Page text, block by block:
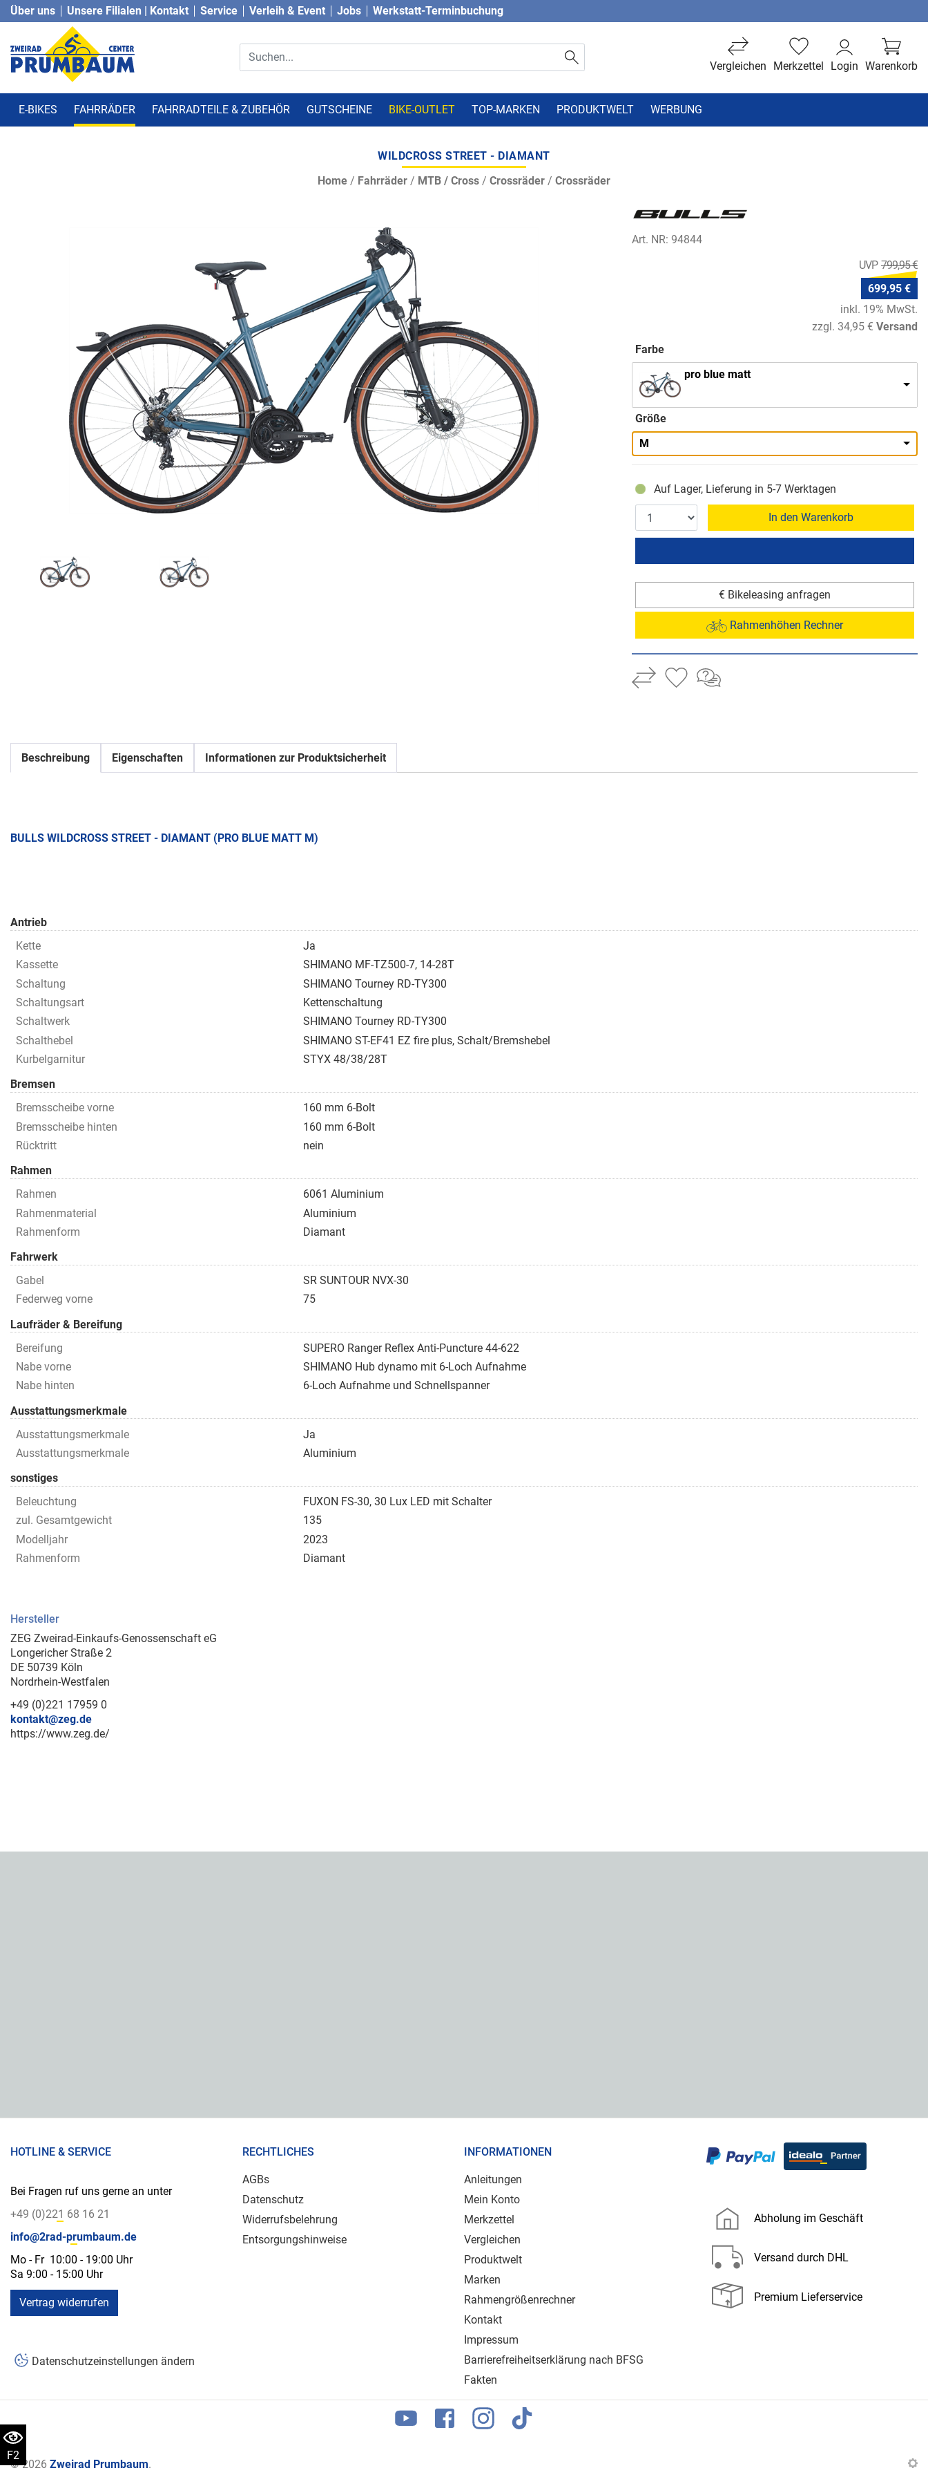
F2
Über uns Unsere Filialen | Kontakt Service Verleih & Event Jobs Werkstatt-Terminbuchung
Warenkorb
Login
Merkzettel
Vergleichen
E-BIKES FAHRRÄDER FAHRRADTEILE & ZUBEHÖR GUTSCHEINE BIKE-OUTLET TOP-MARKEN PRODUKTWELT WERBUNG
WILDCROSS STREET - DIAMANT
Home / Fahrräder / MTB / Cross / Crossräder / Crossräder
Art. NR: 94844
799,95 €
699,95 €
inkl. 19% MwSt.
zzgl. 34,95 € Versand
Farbe
pro blue matt
Größe
M
Auf Lager, Lieferung in 5-7 Werktagen
In den Warenkorb
€ Bikeleasing anfragen
Rahmenhöhen Rechner
Beschreibung Eigenschaften Informationen zur Produktsicherheit
BULLS WILDCROSS STREET - DIAMANT (PRO BLUE MATT M)
Antrieb
Kette
Ja
Kassette
SHIMANO MF-TZ500-7, 14-28T
Schaltung
SHIMANO Tourney RD-TY300
Schaltungsart
Kettenschaltung
Schaltwerk
SHIMANO Tourney RD-TY300
Schalthebel
SHIMANO ST-EF41 EZ fire plus, Schalt/Bremshebel
Kurbelgarnitur
STYX 48/38/28T
Bremsen
Bremsscheibe vorne
160 mm 6-Bolt
Bremsscheibe hinten
160 mm 6-Bolt
Rücktritt
nein
Rahmen
Rahmen
6061 Aluminium
Rahmenmaterial
Aluminium
Rahmenform
Diamant
Fahrwerk
Gabel
SR SUNTOUR NVX-30
Federweg vorne
75
Laufräder & Bereifung
Bereifung
SUPERO Ranger Reflex Anti-Puncture 44-622
Nabe vorne
SHIMANO Hub dynamo mit 6-Loch Aufnahme
Nabe hinten
6-Loch Aufnahme und Schnellspanner
Ausstattungsmerkmale
Ausstattungsmerkmale
Ja
Ausstattungsmerkmale
Aluminium
sonstiges
Beleuchtung
FUXON FS-30, 30 Lux LED mit Schalter
zul. Gesamtgewicht
135
Modelljahr
2023
Rahmenform
Diamant
Hersteller
ZEG Zweirad-Einkaufs-Genossenschaft eG
Longericher Straße 2
DE 50739 Köln
Nordrhein-Westfalen
+49 (0)221 17959 0
kontakt@zeg.de
https://www.zeg.de/
HOTLINE & SERVICE
Bei Fragen ruf uns gerne an unter
+49 (0)221 68 16 21
info@2rad-prumbaum.de
Mo - Fr 10:00 - 19:00 Uhr
Sa 9:00 - 15:00 Uhr
Vertrag widerrufen
Datenschutzeinstellungen ändern
RECHTLICHES
AGBs
Datenschutz
Widerrufsbelehrung
Entsorgungshinweise
INFORMATIONEN
Anleitungen
Mein Konto
Merkzettel
Vergleichen
Produktwelt
Marken
Rahmengrößenrechner
Kontakt
Impressum
Barrierefreiheitserklärung nach BFSG
Fakten
Abholung im Geschäft
Versand durch DHL
Premium Lieferservice
© 2026 Zweirad Prumbaum.